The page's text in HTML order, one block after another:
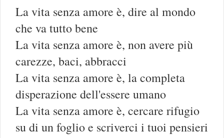
La vita senza amore è, dire al mondo
che va tutto bene
La vita senza amore è, non avere più
carezze, baci, abbracci
La vita senza amore è, la completa
disperazione dell'essere umano
La vita senza amore è, cercare rifugio
su di un foglio e scriverci i tuoi pensieri